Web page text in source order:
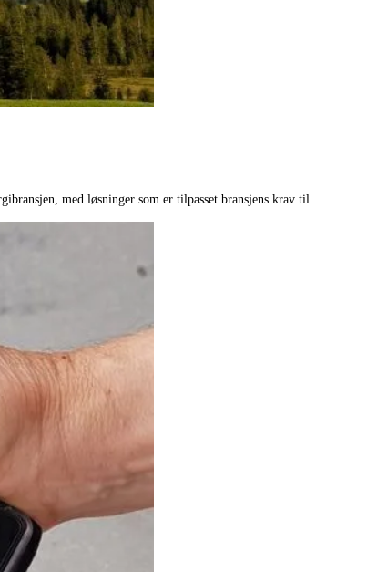
med løsninger som er tilpasset bransjens krav til